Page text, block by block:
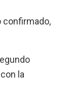
confirmado,
la